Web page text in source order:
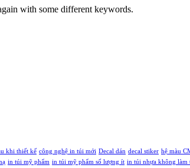
with some different keywords.
khi thiết kế công nghệ in túi mới Decal dán decal stiker hệ màu
in túi mỹ phẩm in túi mỹ phẩm số lượng ít in túi nhựa không làm